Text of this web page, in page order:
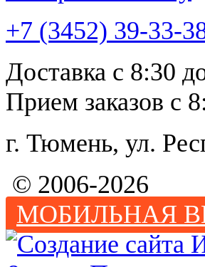
+7 (3452) 39-33-
Доставка с 8:30
Прием заказов с
г. Тюмень, ул.
© 2006-2026
МОБИЛЬНАЯ